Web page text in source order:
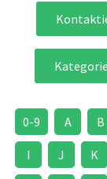
0-9 A B
I J K